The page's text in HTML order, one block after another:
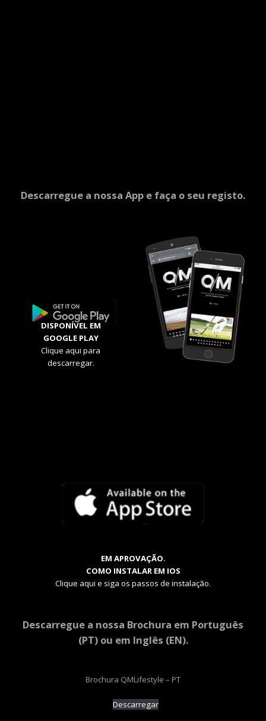
Descarregue a nossa App e faça o seu registo.
DISPONÍVEL EM
GOOGLE PLAY
Clique aqui para
descarregar.
EM APROVAÇÃO.
COMO INSTALAR EM IOS
Clique aqui e siga os passos de instalação.
Descarregue a nossa Brochura em Português
(PT) ou em Inglês (EN).
Brochura QMLifestyle – PT
Descarregar